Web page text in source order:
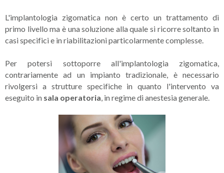
L'implantologia zigomatica non è certo un trattamento di
primo livello ma è una soluzione alla quale si ricorre soltanto in
casi specifici e in riabilitazioni particolarmente complesse.
Per potersi sottoporre all'implantologia zigomatica,
contrariamente ad un impianto tradizionale, è necessario
rivolgersi a strutture specifiche in quanto l'intervento va
eseguito in sala operatoria, in regime di anestesia generale.